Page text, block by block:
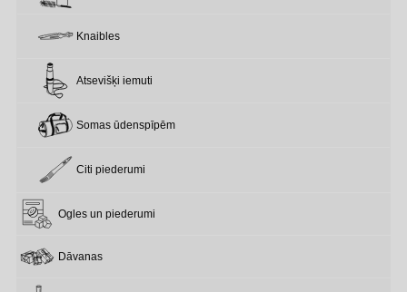
Knaibles
Atsevišķi iemuti
Somas ūdenspīpēm
Citi piederumi
Ogles un piederumi
Dāvanas